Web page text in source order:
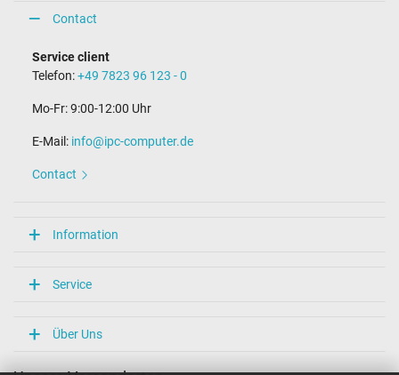
Contact
Service client
Telefon:+49 7823 96 123 - 0
Mo-Fr: 9:00-12:00 Uhr
E-Mail: info@ipc-computer.de
Contact
Information
Service
Über Uns